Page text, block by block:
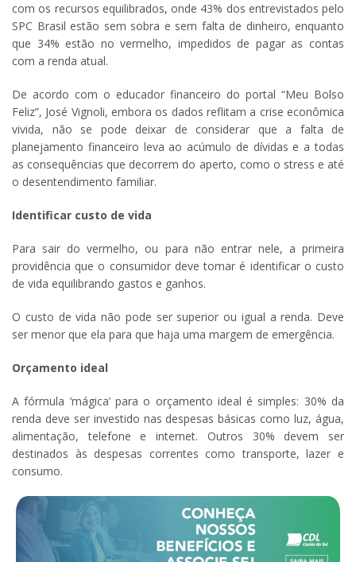
com os recursos equilibrados, onde 43% dos entrevistados pelo
SPC Brasil estão sem sobra e sem falta de dinheiro, enquanto
que 34% estão no vermelho, impedidos de pagar as contas
com a renda atual.
De acordo com o educador financeiro do portal “Meu Bolso
Feliz”, José Vignoli, embora os dados reflitam a crise econômica
vivida, não se pode deixar de considerar que a falta de
planejamento financeiro leva ao acúmulo de dívidas e a todas
as consequências que decorrem do aperto, como o stress e até
o desentendimento familiar.
Identificar custo de vida
Para sair do vermelho, ou para não entrar nele, a primeira
providência que o consumidor deve tomar é identificar o custo
de vida equilibrando gastos e ganhos.
O custo de vida não pode ser superior ou igual a renda. Deve
ser menor que ela para que haja uma margem de emergência.
Orçamento ideal
A fórmula ‘mágica’ para o orçamento ideal é simples: 30% da
renda deve ser investido nas despesas básicas como luz, água,
alimentação, telefone e internet. Outros 30% devem ser
destinados às despesas correntes como transporte, lazer e
consumo.